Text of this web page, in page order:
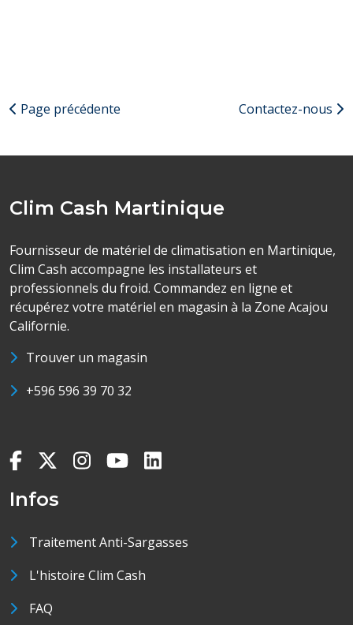
Page précédente Contactez-nous
Clim Cash Martinique
Fournisseur de matériel de climatisation en Martinique,
Clim Cash accompagne les installateurs et
professionnels du froid. Commandez en ligne et
récupérez votre matériel en magasin à la Zone Acajou
Californie.
Trouver un magasin
+596 596 39 70 32
Infos
Traitement Anti-Sargasses
L'histoire Clim Cash
FAQ